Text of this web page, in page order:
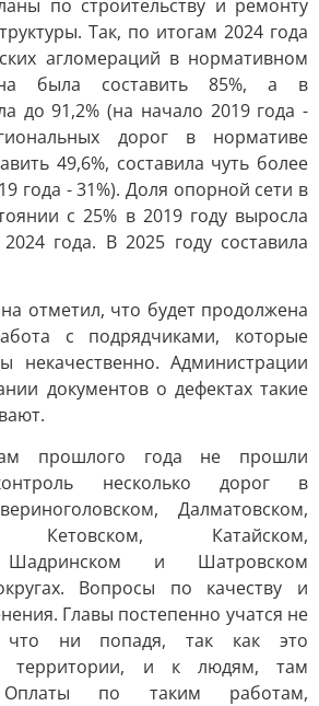
по строительству и ремонту
Так, по итогам 2024 года
агломераций в нормативном
была составить 85%, а в
до 91,2% (на начало 2019 года -
дорог в нормативе
49,6%, составила чуть более
года - 31%). Доля опорной сети в
с 25% в 2019 году выросла
года. В 2025 году составила
отметил, что будет продолжена
с подрядчиками, которые
некачественно. Администрации
документов о дефектах такие
прошлого года не прошли
несколько дорог в
Далматовском,
Кетовском, Катайском,
Шадринском и Шатровском
Вопросы по качеству и
Главы постепенно учатся не
что ни попадя, так как это
территории, и к людям, там
по таким работам,